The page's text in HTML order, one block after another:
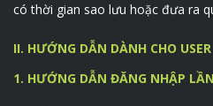
có thời gian sao lưu hoặc đưa ra
II. HƯỚNG DẪN DÀNH CHO USER
1. HƯỚNG DẪN ĐĂNG NHẬP